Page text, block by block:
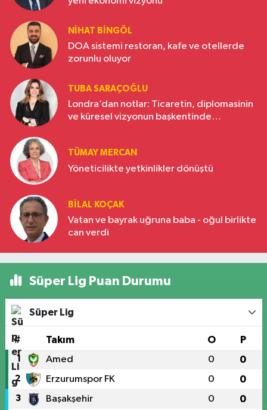
NIHAT BINGÖL
DOA sistemi restoran, kafe ve otellerde
zorunlu oluyor
TUBA SARAÇOĞLU
Londra’dan notlar: Ticaretin, diplomasinin
ve küresel vizyonun başkentinde
TÜMAY MERCAN
Yöneticilikte yetkinlikler dönüştü
BILAL KOÇAK
Vatan ve bayrak uğruna baba - oğul birlikte
can verdi
Süper Lig Puan Durumu
Süper Lig
# Takım O P
1 Amed 0 0
2 Erzurumspor FK 0 0
3 Başakşehir 0 0